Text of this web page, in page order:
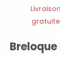
Livraison
gratuite